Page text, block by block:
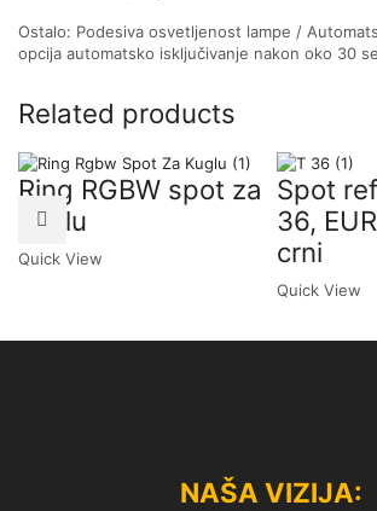
Ostalo: Podesiva osvetljenost lampe /
opcija automatsko isključivanje nakon oko 30
Related products
Ring RGBW spot za
kuglu
Quick View
Spot
36,
crni
Quick View
NAŠA VIZIJA: